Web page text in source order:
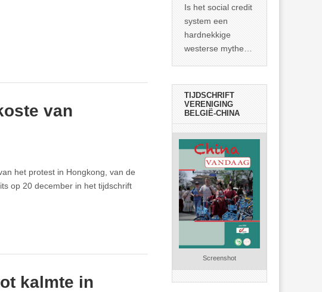
van
het protest in Hongkong, van de
op 20 december in het tijdschrift
kalmte in
meer dan 800
miljoen mensen
uit de armoede
… >> lees meer
Is het social credit
system een
hardnekkige
westerse mythe of
TIJDSCHRIFT
VERENIGING
BELGIË-CHINA
Screenshot